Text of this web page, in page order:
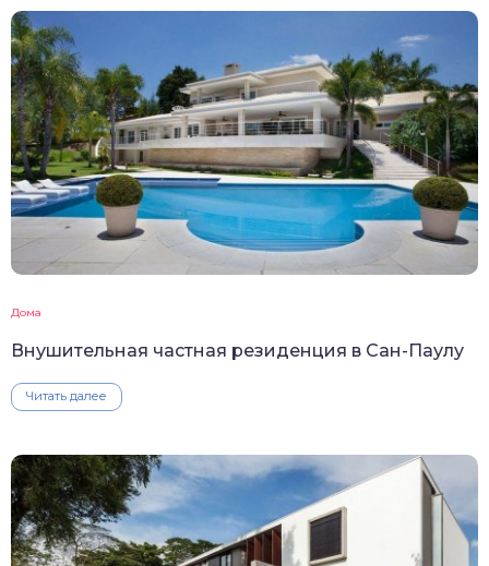
Дома
Внушительная частная резиденция в Сан-Паулу
Читать далее